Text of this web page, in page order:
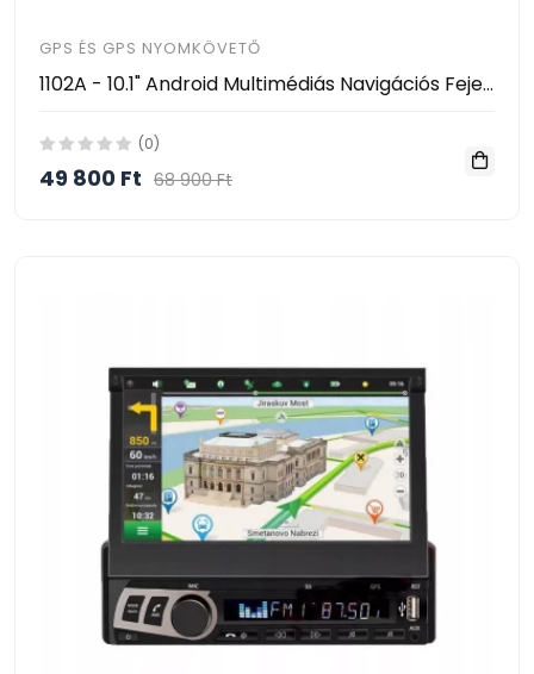
GPS ÉS GPS NYOMKÖVETŐ
1102A - 10.1" Android Multimédiás Navigációs Fejegység 2DIN Bluetooth GPS FM TF
(0)
49 800 Ft 68 900 Ft